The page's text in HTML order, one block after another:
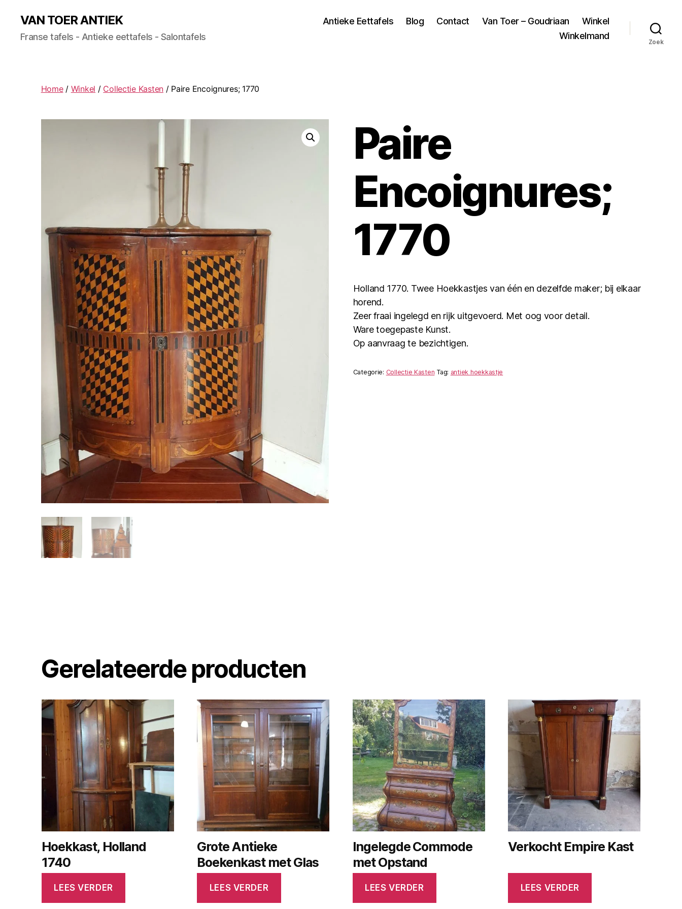
VAN TOER ANTIEK
Franse tafels - Antieke eettafels - Salontafels
Antieke Eettafels Blog Contact Van Toer – Goudriaan
Winkel
Winkelmand
Zoek
Home/ Winkel / Collectie Kasten / Paire Encoignures; 1770
Paire
Encoignures;
1770
Holland 1770. Twee Hoekkastjes van één en dezelfde maker; bij elkaar
horend.
Zeer fraai ingelegd en rijk uitgevoerd. Met oog voor detail.
Ware toegepaste Kunst.
Op aanvraag te bezichtigen.
Categorie: Collectie Kasten Tag: antiek hoekkastje
Gerelateerde producten
Hoekkast, Holland
1740
LEES VERDER
Grote Antieke
Boekenkast met Glas
LEES VERDER
Ingelegde Commode
met Opstand
LEES VERDER
Verkocht Empire Kast
LEES VERDER